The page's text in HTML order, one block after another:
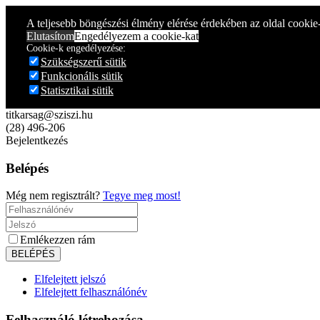
A teljesebb böngészési élmény elérése érdekében az oldal
ElutasítomEngedélyezem a cookie-kat
Cookie-k engedélyezése:
Szükségszerű sütik
Funkcionális sütik
Statisztikai sütik
titkarsag@sziszi.hu
(28) 496-206
Bejelentkezés
Belépés
Még nem regisztrált? Tegye meg most!
Emlékezzen rám
Elfelejtett jelszó
Elfelejtett felhasználónév